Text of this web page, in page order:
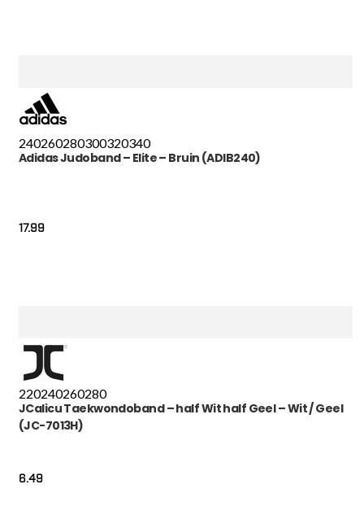
240260280300320340
Adidas Judoband – Elite – Bruin (ADIB240)
17.99
220240260280
JCalicu Taekwondoband – half Wit half Geel – Wit / Geel
(JC-7013H)
6.49